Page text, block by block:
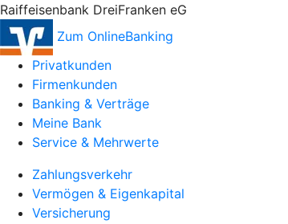
Raiffeisenbank DreiFranken eG
Zum OnlineBanking
Privatkunden
Firmenkunden
Banking & Verträge
Meine Bank
Service & Mehrwerte
Zahlungsverkehr
Vermögen & Eigenkapital
Versicherung